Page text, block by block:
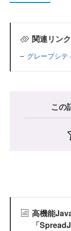
関連リンク
グレープシテ
この
高機能
「